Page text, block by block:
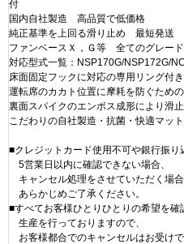
付
国内自社製造 高品質で低価格
純正基準を上回る滑り止め 最短発送
ファンベースＸ，Ｇ等 全てのグレード
対応型式一覧：NSP170G/NSP172G/
床面固定フックに対応の専用リング付き
運転席のカカト位置に摩耗を防ぐため
裏面スパイクのエンボス成形により滑
こだわりの自社製造・抗菌・快適マット
■クレジットカード使用不可や銀行振り
5営業日以内に確認できない場合、
キャンセル処理をさせていただく場合
あらかじめご了承ください。
■すべてお客様ひとりひとりの希望を確
生産を行っておりますので、
お客様都合でのキャンセルはお受けで